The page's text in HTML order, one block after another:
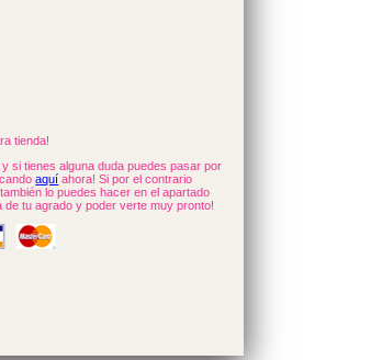
tienda!
si tienes alguna duda puedes pasar por
aquí ahora! Si por el contrario
lo puedes hacer en el apartado
de tu agrado y poder verte muy pronto!